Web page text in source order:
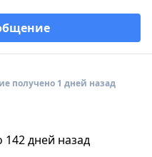
получено 1 дней назад
дней назад